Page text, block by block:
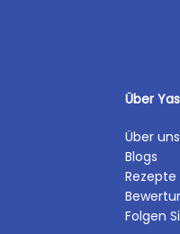
Über
Über uns
Blogs
Rezepte
Folgen